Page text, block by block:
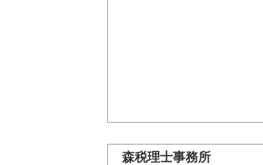
森税理士事務所